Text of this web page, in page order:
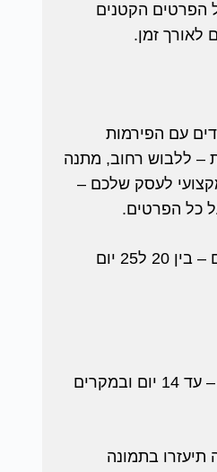
הפרטים הקטנים
לאורך זמן.
עם הפירמות
– ללבוש רחוב, מתנה
לעסק שלכם –
כל הפרטים.
זמני משלח לנעליים – בין 20 ל25 יום
זמני משלח לביגוד – עד 14 יום ובמקרים
בתמונה